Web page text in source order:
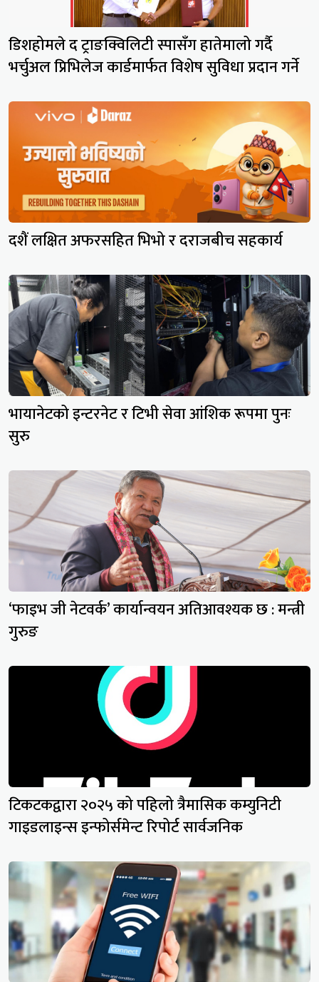
डिशहोमले द ट्राङक्विलिटी स्पासँग हातेमालो गर्दै
भर्चुअल प्रिभिलेज कार्डमार्फत विशेष सुविधा प्रदान गर्ने
दशैं लक्षित अफरसहित भिभो र दराजबीच सहकार्य
भायानेटको इन्टरनेट र टिभी सेवा आंशिक रूपमा पुनः
सुरु
‘फाइभ जी नेटवर्क’ कार्यान्वयन अतिआवश्यक छ : मन्त्री
गुरुङ
टिकटकद्वारा २०२५ को पहिलो त्रैमासिक कम्युनिटी
गाइडलाइन्स इन्फोर्समेन्ट रिपोर्ट सार्वजनिक